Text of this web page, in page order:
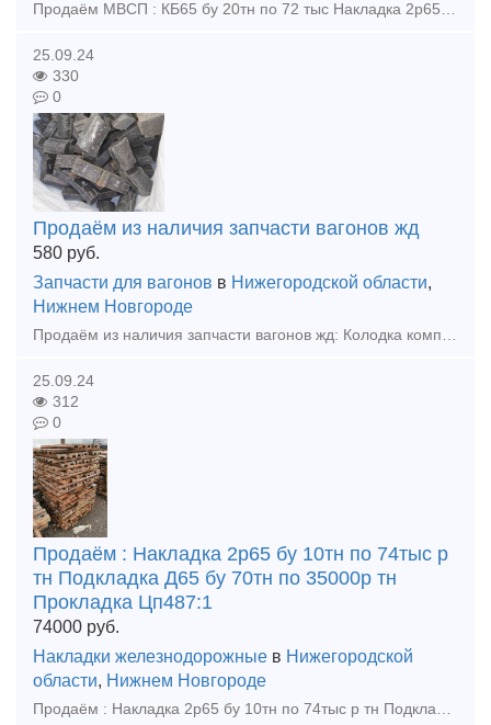
Продаём МВСП : КБ65 бу 20тн по 72 тыс Накладка 2р65 бу 12тн по 75 тыс Накладка 1р65 бу 20тн по 68 тыс Накладка 1р50 бу 2тн по 69 тыс Накладка 1р65 фрез-ная новая 1,23 тн по 52000 р тн
25.09.24
330
0
Продаём из наличия запчасти вагонов жд
580 руб.
Запчасти для вагонов в Нижегородской области,
Нижнем Новгороде
Продаём из наличия запчасти вагонов жд: Колодка композиционная 25610-Н тонкая 3600шт Колодка композиционная 25610-Н толстая 960шт Клин ханина СЧ 35 100шт Клин тягового хомута 70шт Подвеска ма
25.09.24
312
0
Продаём : Накладка 2р65 бу 10тн по 74тыс р
тн Подкладка Д65 бу 70тн по 35000р тн
Прокладка Цп487:1
74000 руб.
Накладки железнодорожные в Нижегородской
области, Нижнем Новгороде
Продаём : Накладка 2р65 бу 10тн по 74тыс р тн Подкладка Д65 бу 70тн по 35000р тн Прокладка Цп487:13900шт по 47р шт Прокладка Цп638:43260шт по 47р шт Накладка 1р65 новая 7т по 105тыс р тн